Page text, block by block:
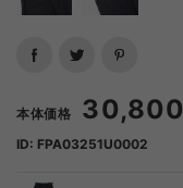
本体価格 30,800
ID: FPA03251U0002